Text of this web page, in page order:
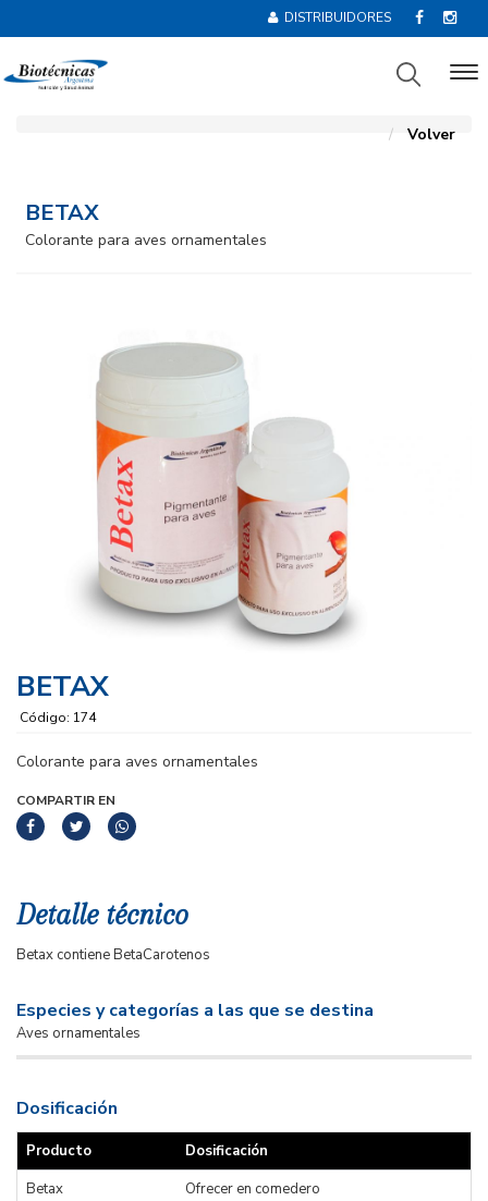
DISTRIBUIDORES
Volver
BETAX
Colorante para aves ornamentales
BETAX
Código: 174
Colorante para aves ornamentales
COMPARTIR EN
Detalle técnico
Betax contiene BetaCarotenos
Especies y categorías a las que se destina
Aves ornamentales
Dosificación
Producto
Dosificación
Betax
Ofrecer en comedero